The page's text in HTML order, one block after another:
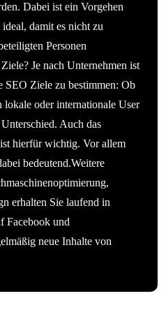
Dabei ist ein Vorgehen
damit es nicht zu
Personen
Je nach Unternehmen ist
SEO Ziele zu bestimmen: Ob
oder internationale User
Auch das
hierfür wichtig. Vor allem
bedeutend.Weitere
erhalten Sie laufend in
Facebook und
neue Inhalte von